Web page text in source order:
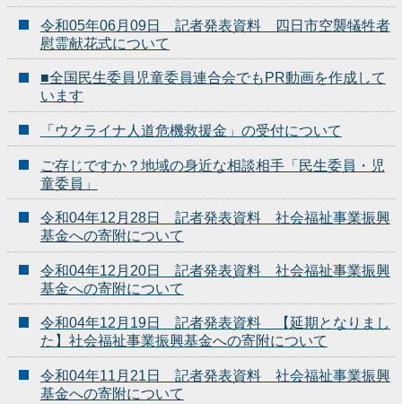
令和05年06月09日 記者発表資料 四日市空襲犠牲者
慰霊献花式について
■全国民生委員児童委員連合会でもPR動画を作成して
います
「ウクライナ人道危機救援金」の受付について
ご存じですか？地域の身近な相談相手「民生委員・児
童委員」
令和04年12月28日 記者発表資料 社会福祉事業振興
基金への寄附について
令和04年12月20日 記者発表資料 社会福祉事業振興
基金への寄附について
令和04年12月19日 記者発表資料 【延期となりまし
た】社会福祉事業振興基金への寄附について
令和04年11月21日 記者発表資料 社会福祉事業振興
基金への寄附について